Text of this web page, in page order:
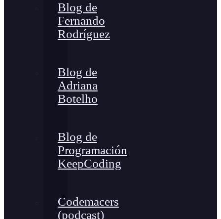
Blog de
Fernando
Rodríguez
Blog de
Adriana
Botelho
Blog de
Programación
KeepCoding
Codemacers
(podcast)